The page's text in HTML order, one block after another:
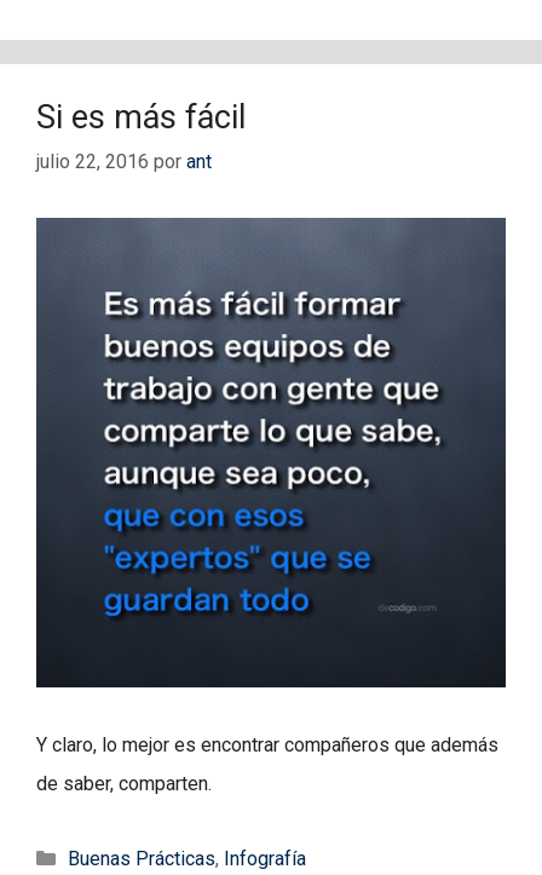
Si es más fácil
julio 22, 2016 por ant
Y claro, lo mejor es encontrar compañeros que además
de saber, comparten.
Categorías
Buenas Prácticas, Infografía